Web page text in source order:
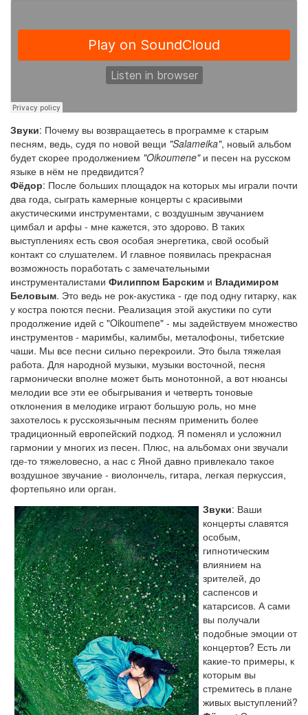
Звуки: Почему вы возвращаетесь в программе к старым
песням, ведь, судя по новой вещи "Salameika", новый альбом
будет скорее продолжением "Oikoumene"и песен на русском
языке в нём не предвидится?
Фёдор: После больших площадок на которых мы играли почти
два года, сыграть камерные концерты с красивыми
акустическими инструментами, с воздушным звучанием
цимбал и арфы - мне кажется, это здорово. В таких
выступлениях есть своя особая энергетика, свой особый
контакт со слушателем. И главное появилась прекрасная
возможность поработать с замечательными
инструменталистами Филиппом Барским и Владимиром
Беловым. Это ведь не рок-акустика - где под одну гитарку, как
у костра поются песни. Реализация этой акустики по сути
продолжение идей с "Oikoumene" - мы задействуем множество
инструментов - маримбы, калимбы, металофоны, тибетские
чаши. Мы все песни сильно перекроили. Это была тяжелая
работа. Для народной музыки, музыки восточной, песня
гармонически вполне может быть монотонной, а вот нюансы
мелодии все эти ее обыгрывания и четверть тоновые
отклонения в мелодике играют большую роль, но мне
захотелось к русскоязычным песням применить более
традиционный европейский подход. Я поменял и усложнил
гармонии у многих из песен. Плюс, на альбомах они звучали
где-то тяжеловесно, а нас с Яной давно привлекало такое
воздушное звучание - виолончель, гитара, легкая перкуссия,
фортепьяно или орган.
Звуки: Ваши
концерты славятся
особым,
гипнотическим
влиянием на
зрителей, до
саспенсов и
катарсисов. А сами
вы получали
подобные эмоции от
концертов? Есть ли
какие-то примеры, к
которым вы
стремитесь в плане
живых выступлений?